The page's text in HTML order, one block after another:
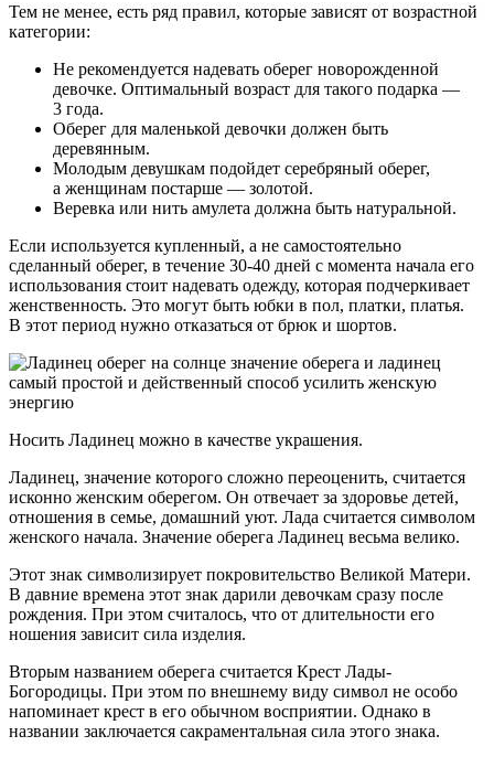
Тем не менее, есть ряд правил, которые зависят от возрастной
категории:
Не рекомендуется надевать оберег новорожденной
девочке. Оптимальный возраст для такого подарка —
3 года.
Оберег для маленькой девочки должен быть
деревянным.
Молодым девушкам подойдет серебряный оберег,
а женщинам постарше — золотой.
Веревка или нить амулета должна быть натуральной.
Если используется купленный, а не самостоятельно
сделанный оберег, в течение 30-40 дней с момента начала его
использования стоит надевать одежду, которая подчеркивает
женственность. Это могут быть юбки в пол, платки, платья.
В этот период нужно отказаться от брюк и шортов.
Носить Ладинец можно в качестве украшения.
Ладинец, значение которого сложно переоценить, считается
исконно женским оберегом. Он отвечает за здоровье детей,
отношения в семье, домашний уют. Лада считается символом
женского начала. Значение оберега Ладинец весьма велико.
Этот знак символизирует покровительство Великой Матери.
В давние времена этот знак дарили девочкам сразу после
рождения. При этом считалось, что от длительности его
ношения зависит сила изделия.
Вторым названием оберега считается Крест Лады-
Богородицы. При этом по внешнему виду символ не особо
напоминает крест в его обычном восприятии. Однако в
названии заключается сакраментальная сила этого знака.